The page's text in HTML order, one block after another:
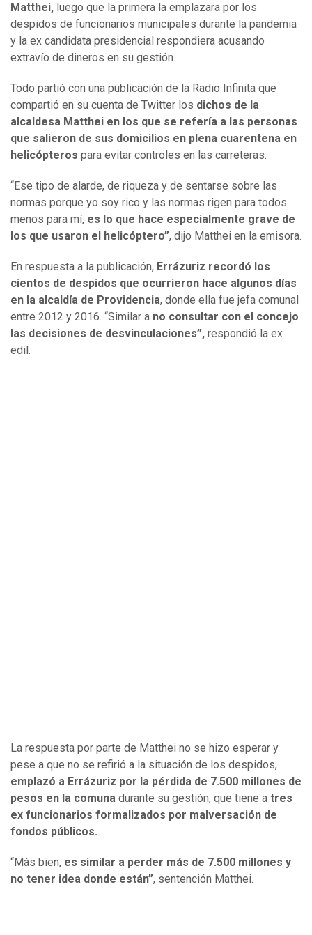
Matthei, luego que la primera la emplazara por los
despidos de funcionarios municipales durante la pandemia
y la ex candidata presidencial respondiera acusando
extravío de dineros en su gestión.
Todo partió con una publicación de la Radio Infinita que
compartió en su cuenta de Twitter los dichos de la
alcaldesa Matthei en los que se refería a las personas
que salieron de sus domicilios en plena cuarentena en
helicópteros para evitar controles en las carreteras.
“Ese tipo de alarde, de riqueza y de sentarse sobre las
normas porque yo soy rico y las normas rigen para todos
menos para mí, es lo que hace especialmente grave de
los que usaron el helicóptero”, dijo Matthei en la emisora.
En respuesta a la publicación, Errázuriz recordó los
cientos de despidos que ocurrieron hace algunos días
en la alcaldía de Providencia, donde ella fue jefa comunal
entre 2012 y 2016. “Similar a no consultar con el concejo
las decisiones de desvinculaciones”, respondió la ex
edil.
La respuesta por parte de Matthei no se hizo esperar y
pese a que no se refirió a la situación de los despidos,
emplazó a Errázuriz por la pérdida de 7.500 millones de
pesos en la comuna durante su gestión, que tiene a tres
ex funcionarios formalizados por malversación de
fondos públicos.
“Más bien, es similar a perder más de 7.500 millones y
no tener idea donde están”, sentención Matthei.